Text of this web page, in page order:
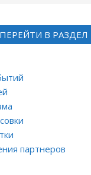
ПЕРЕЙТИ В РАЗДЕЛ
партнеров